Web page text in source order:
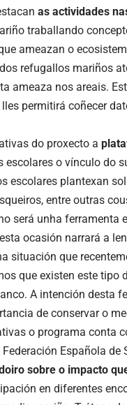
as actividades
traballando
ameazan o
refugallos mariños
ameaza nos areais.
lles permitirá coñecer
do proxecto a
o vínculo do
escolares plantexan
entre outras
será unha
ocasión narrará a
situación que
que existen este
A intención desta
de conservar o
o programa conta
Española de
sobre o impacto
en diferentes